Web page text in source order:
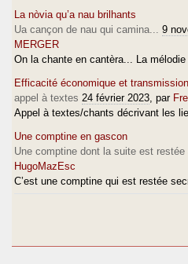
La nòvia qu’a nau brilhants
Ua cançon de nau qui camina...
9
MERGER
On la chante en cantèra... La
Efficacité économique et
appel à textes 24 février 2023 , par
Appel à textes/chants décrivant les
Une comptine en gascon
Une comptine dont la suite est restée
HugoMazEsc
C’est une comptine qui est restée